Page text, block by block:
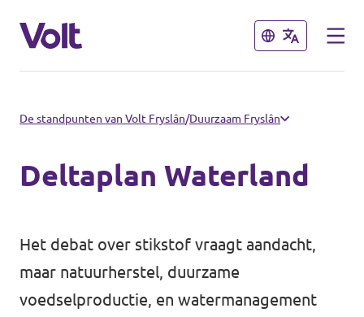
Sluiten
Kies een taal
Afdelingen dichtbij
Volt Groningen
Sluiten
Standpunten
Over Volt
De standpunten van Volt Fryslân/Duurzaam Fryslân
Deltaplan Waterland
Het debat over stikstof vraagt aandacht,
maar natuurherstel, duurzame
voedselproductie, en watermanagement